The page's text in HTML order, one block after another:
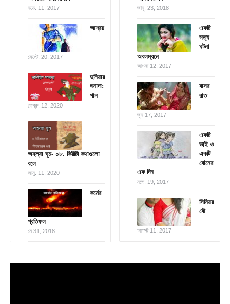
নভে. 11, 2017
আশ্রয়
সেপ্টে. 20, 2017
দুনিয়ার
ঘনাদা:
গান
ফেব্রু. 12, 2020
অহল্যা ঘুম- ০৮. কিরীটী কথাগুলো
বলে
জানু. 11, 2020
কর্মের
প্রতিফল
মে 31, 2018
জানু. 23, 2018
একটি
সত্য
ঘটনা
অবলম্বনে
আগস্ট 12, 2017
বাসর
রাত
জুন 17, 2017
একটি
ভাই ও
একটি
বোনের
এক দিন
নভে. 19, 2017
সিনিয়র
বৌ
আগস্ট 11, 2017